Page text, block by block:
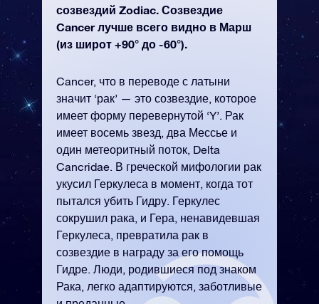
созвездий Zodiac. Созвездие
Cancer лучше всего видно в Марш
(из широт +90° до -60°).
Cancer, что в переводе с латыни
значит ‘рак’ — это созвездие, которое
имеет форму перевернутой ‘Y’. Рак
имеет восемь звезд, два Мессье и
один метеоритный поток, Delta
Cancridae. В греческой мифологии рак
укусил Геркулеса в момент, когда тот
пытался убить Гидру. Геркулес
сокрушил рака, и Гера, ненавидевшая
Геркулеса, превратила рак в
созвездие в награду за его помощь
Гидре. Люди, родившиеся под знаком
Рака, легко адаптируются, заботливые